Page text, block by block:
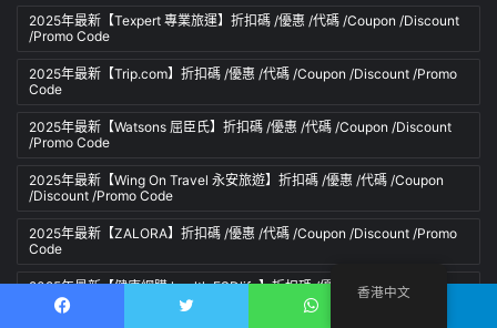
2025年最新【Texpert 專業旅運】折扣碼 /優惠 /代碼 /Coupon /Discount
/Promo Code
2025年最新【Trip.com】折扣碼 /優惠 /代碼 /Coupon /Discount /Promo
Code
2025年最新【Watsons 屈臣氏】折扣碼 /優惠 /代碼 /Coupon /Discount
/Promo Code
2025年最新【Wing On Travel 永安旅遊】折扣碼 /優惠 /代碼 /Coupon
/Discount /Promo Code
2025年最新【ZALORA】折扣碼 /優惠 /代碼 /Coupon /Discount /Promo
Code
2025年最新【健康網購 health.ESDlife】折扣碼 /優惠 /代碼 /Coupon
/Discount /Promo Code
香港中文